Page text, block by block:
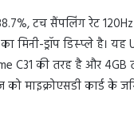
टच सैंपलिंग रेट
मिनी-ड्रॉप डिस्प्ले है। यह
C31 की तरह है और
को माइक्रोएसडी कार्ड के